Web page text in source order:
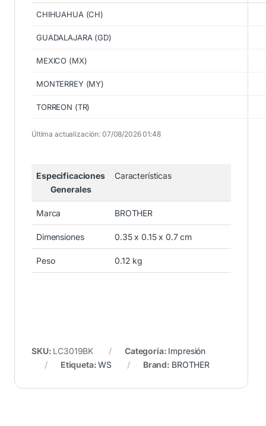
CHIHUAHUA (CH)
GUADALAJARA (GD)
MEXICO (MX)
MONTERREY (MY)
TORREON (TR)
Última actualización: 07/08/2026 01:48
Especificaciones
Generales
Características
Marca BROTHER
Dimensiones 0.35 x 0.15 x 0.7 cm
Peso 0.12 kg
SKU: LC3019BK Categoría: Impresión
Etiqueta:WS Brand: BROTHER